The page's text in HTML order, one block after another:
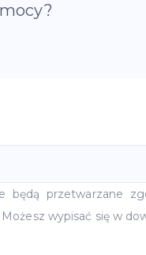
będą przetwarzane
wypisać się w